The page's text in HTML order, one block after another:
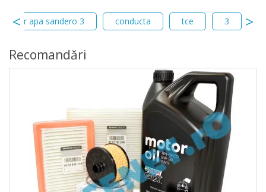
apa sandero 3 conducta tce 3
Recomandări